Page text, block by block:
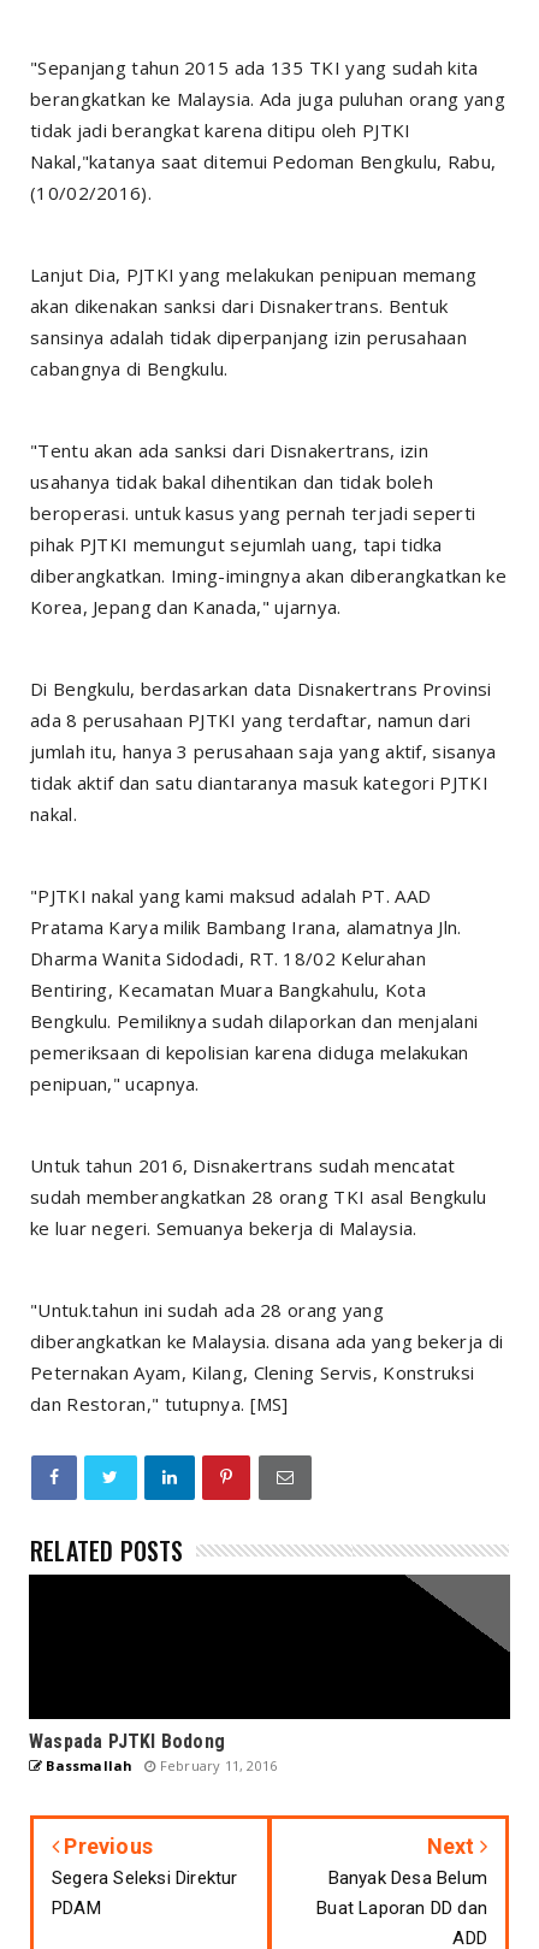
"Sepanjang tahun 2015 ada 135 TKI yang sudah kita
berangkatkan ke Malaysia. Ada juga puluhan orang yang
tidak jadi berangkat karena ditipu oleh PJTKI
Nakal,"katanya saat ditemui Pedoman Bengkulu, Rabu,
(10/02/2016).
Lanjut Dia, PJTKI yang melakukan penipuan memang
akan dikenakan sanksi dari Disnakertrans. Bentuk
sansinya adalah tidak diperpanjang izin perusahaan
cabangnya di Bengkulu.
"Tentu akan ada sanksi dari Disnakertrans, izin
usahanya tidak bakal dihentikan dan tidak boleh
beroperasi. untuk kasus yang pernah terjadi seperti
pihak PJTKI memungut sejumlah uang, tapi tidka
diberangkatkan. Iming-imingnya akan diberangkatkan ke
Korea, Jepang dan Kanada," ujarnya.
Di Bengkulu, berdasarkan data Disnakertrans Provinsi
ada 8 perusahaan PJTKI yang terdaftar, namun dari
jumlah itu, hanya 3 perusahaan saja yang aktif, sisanya
tidak aktif dan satu diantaranya masuk kategori PJTKI
nakal.
"PJTKI nakal yang kami maksud adalah PT. AAD
Pratama Karya milik Bambang Irana, alamatnya Jln.
Dharma Wanita Sidodadi, RT. 18/02 Kelurahan
Bentiring, Kecamatan Muara Bangkahulu, Kota
Bengkulu. Pemiliknya sudah dilaporkan dan menjalani
pemeriksaan di kepolisian karena diduga melakukan
penipuan," ucapnya.
Untuk tahun 2016, Disnakertrans sudah mencatat
sudah memberangkatkan 28 orang TKI asal Bengkulu
ke luar negeri. Semuanya bekerja di Malaysia.
"Untuk.tahun ini sudah ada 28 orang yang
diberangkatkan ke Malaysia. disana ada yang bekerja di
Peternakan Ayam, Kilang, Clening Servis, Konstruksi
dan Restoran," tutupnya. [MS]
RELATED POSTS
Waspada PJTKI Bodong
Bassmallah February 11, 2016
Previous
Segera Seleksi Direktur
PDAM
Next
Banyak Desa Belum
Buat Laporan DD dan
ADD